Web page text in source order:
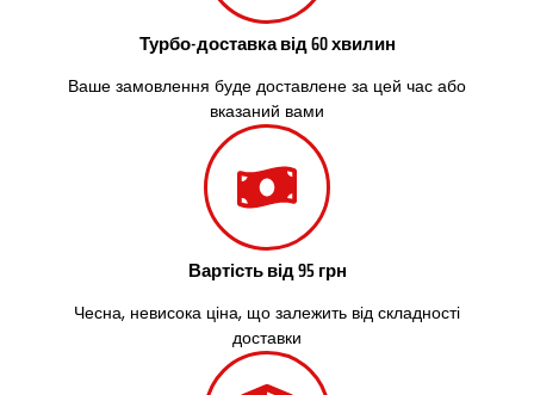
Турбо-доставка від 60 хвилин
Ваше замовлення буде доставлене за цей час або
вказаний вами
Вартість від 95 грн
Чесна, невисока ціна, що залежить від складності
доставки
Солоницівка
Старі Петрівці
Тарасівка